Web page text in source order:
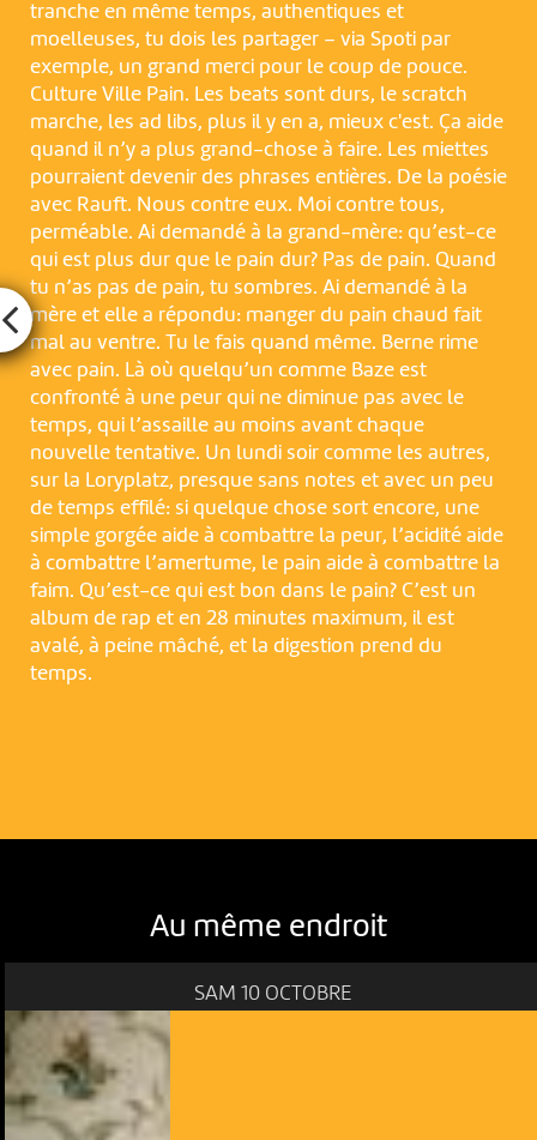
tranche en même temps, authentiques et
moelleuses, tu dois les partager – via Spoti par
exemple, un grand merci pour le coup de pouce.
Culture Ville Pain. Les beats sont durs, le scratch
marche, les ad libs, plus il y en a, mieux c'est. Ça aide
quand il n’y a plus grand-chose à faire. Les miettes
pourraient devenir des phrases entières. De la poésie
avec Rauft. Nous contre eux. Moi contre tous,
perméable. Ai demandé à la grand-mère: qu’est-ce
qui est plus dur que le pain dur? Pas de pain. Quand
tu n’as pas de pain, tu sombres. Ai demandé à la
mère et elle a répondu: manger du pain chaud fait
mal au ventre. Tu le fais quand même. Berne rime
avec pain. Là où quelqu’un comme Baze est
confronté à une peur qui ne diminue pas avec le
temps, qui l’assaille au moins avant chaque
nouvelle tentative. Un lundi soir comme les autres,
sur la Loryplatz, presque sans notes et avec un peu
de temps effilé: si quelque chose sort encore, une
simple gorgée aide à combattre la peur, l’acidité aide
à combattre l’amertume, le pain aide à combattre la
faim. Qu’est-ce qui est bon dans le pain? C’est un
album de rap et en 28 minutes maximum, il est
avalé, à peine mâché, et la digestion prend du
temps.
Au même endroit
SAM 10 OCTOBRE